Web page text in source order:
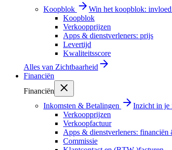
Koopblok
Win het koopblok:
Koopblok
Verkoopprijzen
Apps & dienstverleners: prijs
Levertijd
Kwaliteitsscore
Alles van Zichtbaarheid
Financiën
Financiën
Inkomsten & Betalingen
Inzicht in je
Verkoopprijzen
Verkoopfactuur
Apps & dienstverleners: financiën
Commissie